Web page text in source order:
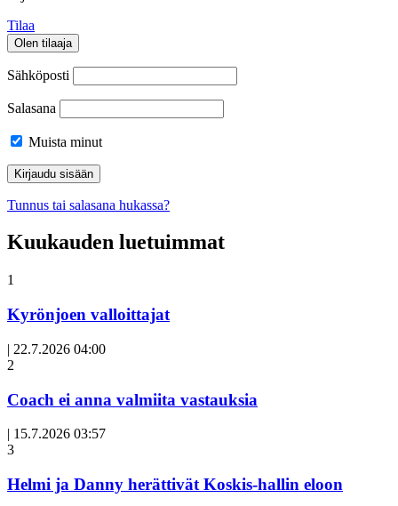
Tilaa
Olen tilaaja
Sähköposti
Salasana
Muista minut
Tunnus tai salasana hukassa?
Kuukauden luetuimmat
1
Kyrönjoen valloittajat
| 22.7.2026 04:00
Avoin
2
Coach ei anna valmiita vastauksia
| 15.7.2026 03:57
3
Helmi ja Danny herättivät Koskis-hallin eloon